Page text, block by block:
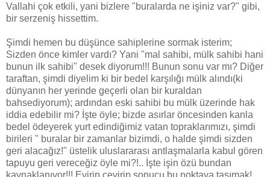
Vallahi çok etkili, yani bizlere "buralarda ne işiniz var?" gibi,
bir serzeniş hissettim.
Şimdi hemen bu düşünce sahiplerine sormak isterim;
Sizden önce kimler vardı? Yani "mal sahibi, mülk sahibi hani
bunun ilk sahibi" desek diyorum!!! Bunun sonu var mı? Diğer
taraftan, şimdi diyelim ki bir bedel karşılığı mülk alındı(ki
dünyanın her yerinde geçerli olan bir kuraldan
bahsediyorum); ardından eski sahibi bu mülk üzerinde hak
iddia edebilir mi? İşte öyle; bizde asırlar öncesinden kanla
bedel ödeyerek yurt edindiğimiz vatan topraklarımızı, şimdi
birileri " buralar bir zamanlar bizimdi, o halde şimdi sizden
geri alacağız!" üstelik uluslararası antlaşmalarla kabul gören
tapuyu geri vereceğiz öyle mi?!.. İşte işin özü bundan
kaynaklanıyor!!! Evirip çevirip sonucu bu noktaya taşımak!